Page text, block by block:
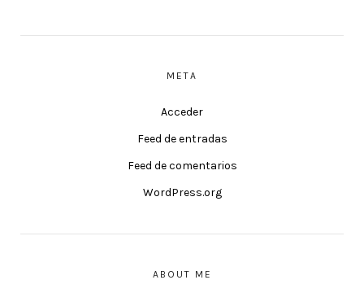
META
Acceder
Feed de entradas
Feed de comentarios
WordPress.org
ABOUT ME